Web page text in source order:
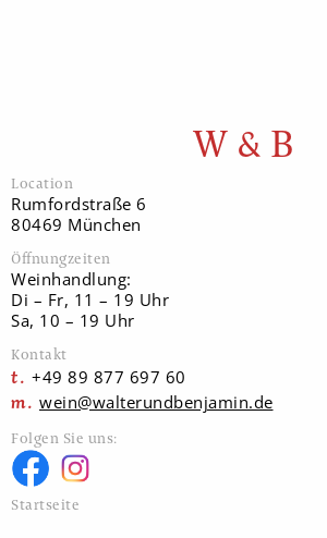
W & B
Location
Rumfordstraße 6
80469 München
Öffnungzeiten
Weinhandlung:
Di – Fr, 11 – 19 Uhr
Sa, 10 – 19 Uhr
Kontakt
+49 89 877 697 60
wein@walterundbenjamin.de
Folgen Sie uns:
Startseite